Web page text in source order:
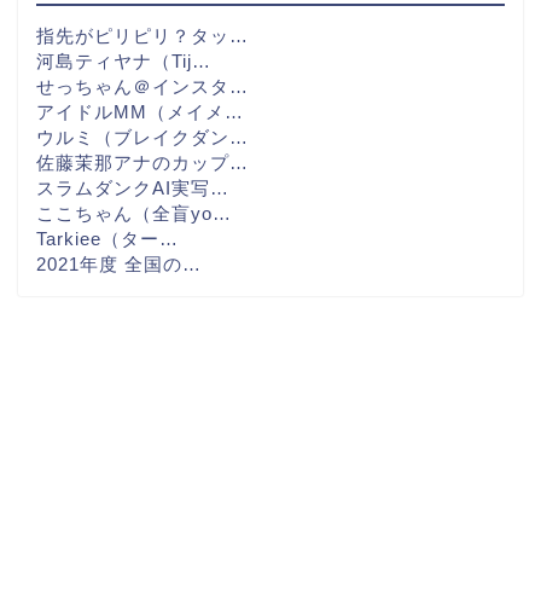
指先がピリピリ？タッ…
河島ティヤナ（Tij…
せっちゃん＠インスタ…
アイドルMM（メイメ…
ウルミ（ブレイクダン…
佐藤茉那アナのカップ…
スラムダンクAI実写…
ここちゃん（全盲yo…
Tarkiee（ター…
2021年度 全国の…